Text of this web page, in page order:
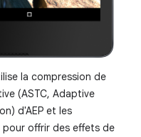
la compression de
(ASTC, Adaptive
d'AEP et les
pour offrir des effets de